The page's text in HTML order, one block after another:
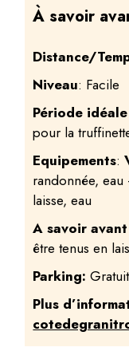
À savoir
Distance/
Niveau: Facile
Période idéale
pour la
Equipements:
randonnée, eau
laisse, eau
A savoir
être tenus en
Parking:
Plus